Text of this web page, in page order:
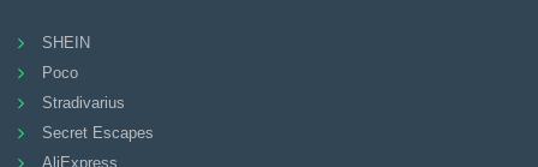
SHEIN
Poco
Stradivarius
Secret Escapes
AliExpress